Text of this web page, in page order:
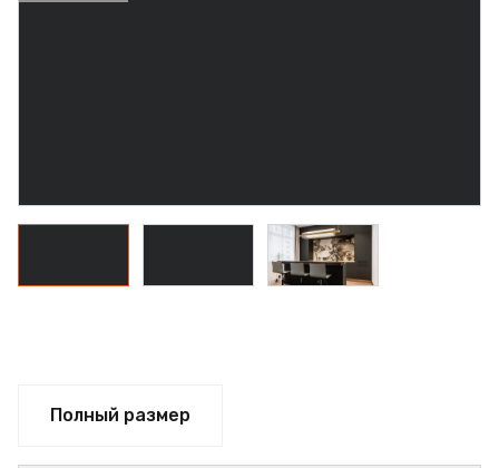
Полный размер